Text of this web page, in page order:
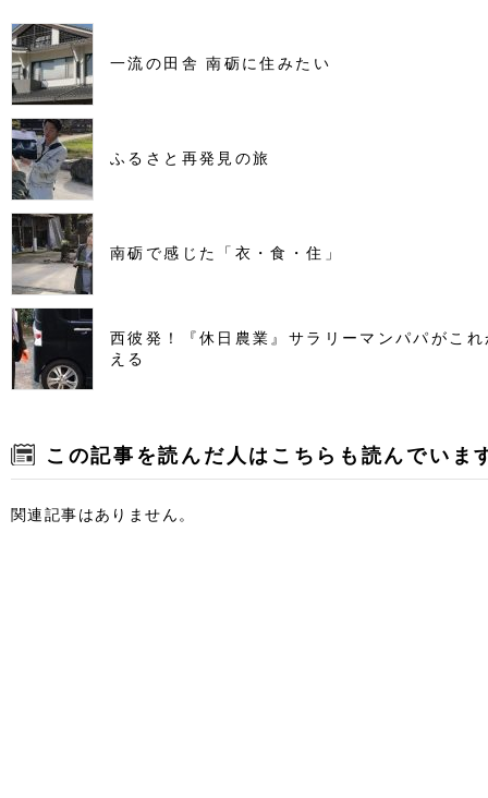
一流の田舎 南砺に住みたい
ふるさと再発見の旅
南砺で感じた「衣・食・住」
西彼発！『休日農業』サラリーマンパパがこ
える
この記事を読んだ人はこちらも読んでいま
関連記事はありません。